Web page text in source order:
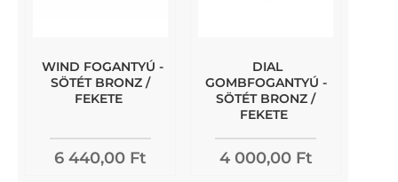
WIND FOGANTYÚ -
SÖTÉT BRONZ /
FEKETE
6 440,00 Ft
DIAL
GOMBFOGANTYÚ -
SÖTÉT BRONZ /
FEKETE
4 000,00 Ft